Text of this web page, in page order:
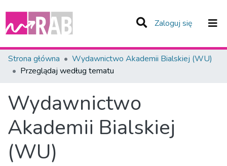
Zaloguj się (current)
Zespoły i Kolekcje
Całe Repozytorium
Strona główna
Wydawnictwo Akademii Bialskiej (WU)
Przeglądaj według tematu
Wydawnictwo
Akademii Bialskiej
(WU)